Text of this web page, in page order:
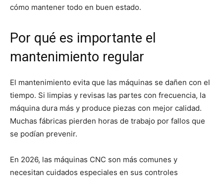
cómo mantener todo en buen estado.
Por qué es importante el
mantenimiento regular
El mantenimiento evita que las máquinas se dañen con el
tiempo. Si limpias y revisas las partes con frecuencia, la
máquina dura más y produce piezas con mejor calidad.
Muchas fábricas pierden horas de trabajo por fallos que
se podían prevenir.
En 2026, las máquinas CNC son más comunes y
necesitan cuidados especiales en sus controles